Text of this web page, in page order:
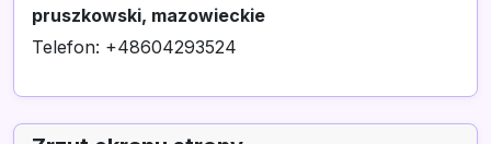
pruszkowski, mazowieckie
Telefon: +48604293524